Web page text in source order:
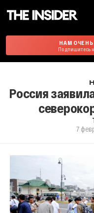
НАМ
Подпишитесь
Россия
7